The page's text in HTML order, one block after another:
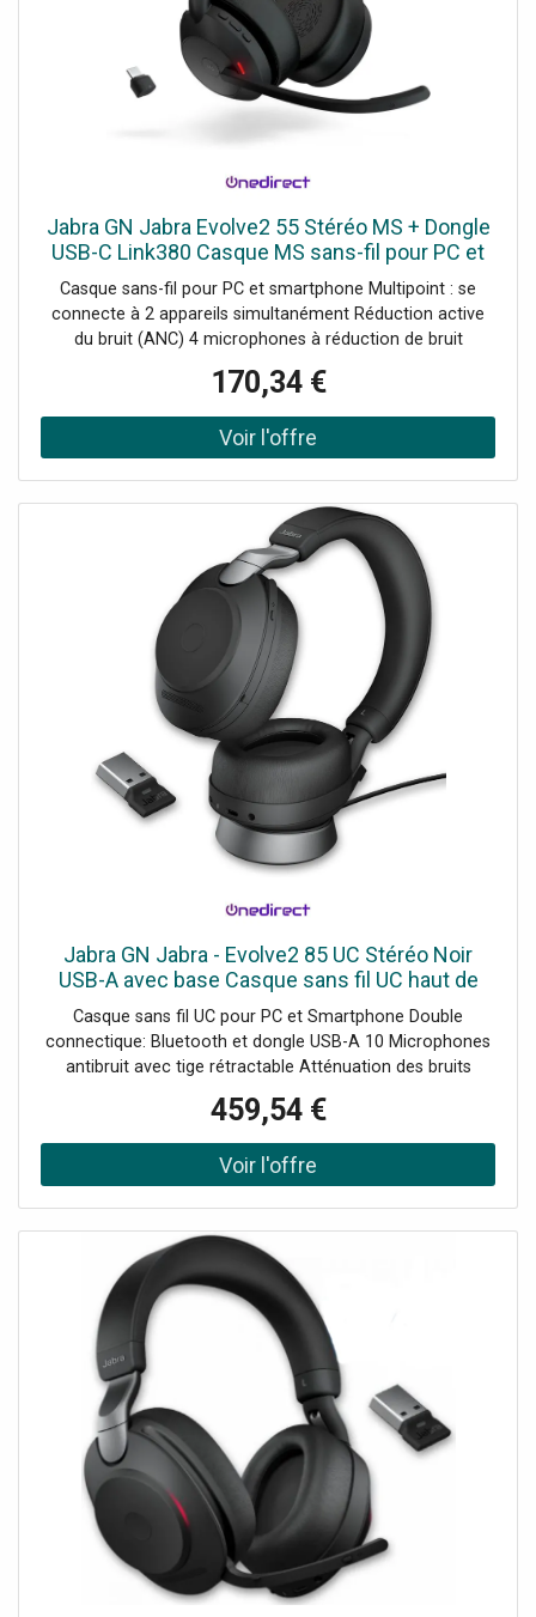
Jabra GN Jabra Evolve2 55 Stéréo MS + Dongle
USB-C Link380 Casque MS sans-fil pour PC et
mobile avec Dongle USB-C Link380.
Casque sans-fil pour PC et smartphone Multipoint : se
connecte à 2 appareils simultanément Réduction active
du bruit (ANC) 4 microphones à réduction de bruit
Version MS : certifié Microsoft Teams
170,34 €
Jabra GN Jabra - Evolve2 85 UC Stéréo Noir
USB-A avec base Casque sans fil UC haut de
gamme pour PC et téléphone portable avec
connexion dongle USB-A et base
Casque sans fil UC pour PC et Smartphone Double
connectique: Bluetooth et dongle USB-A 10 Microphones
antibruit avec tige rétractable Atténuation des bruits
Compatible avec tous les Softphones du marché
459,54 €